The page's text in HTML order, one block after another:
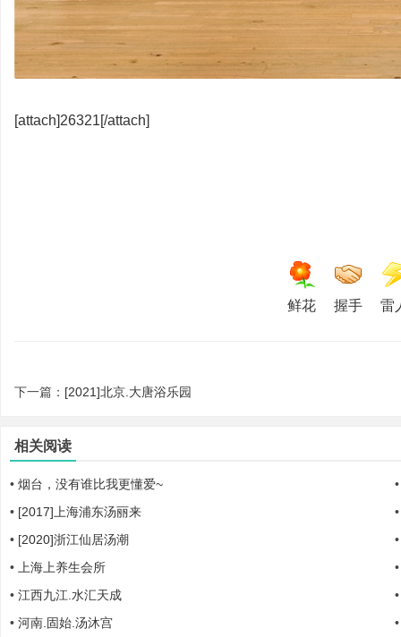
[attach]26321[/attach]
鲜花 握手 雷
下一篇： [2021]北京.大唐浴乐园
相关阅读
• 烟台，没有谁比我更懂爱~
• [2017]上海浦东汤丽来
• [2020]浙江仙居汤潮
•
上海上养生会所
• 江西九江.水汇天成
• 河南.固始.汤沐宫